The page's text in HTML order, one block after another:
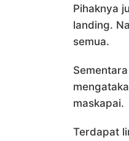
Pihaknya
landing.
semua.
maskapai.
Terdapat